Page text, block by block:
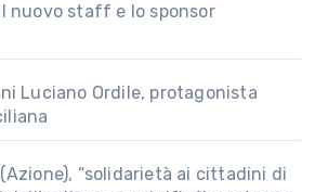
nuovo staff e lo sponsor
Luciano Ordile, protagonista
“solidarietà ai cittadini di